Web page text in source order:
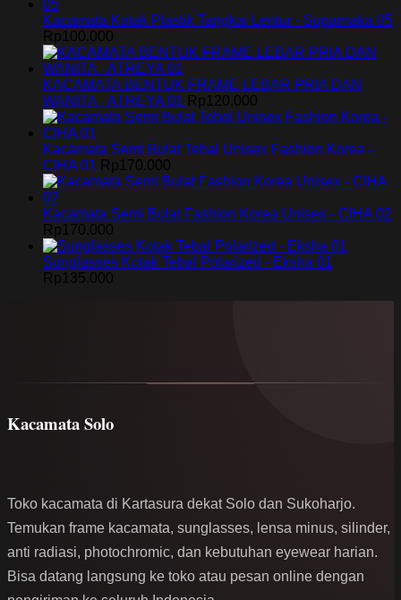
Kacamata Kotak Plastik Tangkai Lentur - Suparnaka 05
Rp 100.000
KACAMATA BENTUK FRAME LEBAR PRIA DAN
WANITA - ATREYA 01 Rp 120.000
Kacamata Semi Bulat Tebal Unisex Fashion Korea -
CIHA 01 Rp 170.000
Kacamata Semi Bulat Fashion Korea Unisex - CIHA 02
Rp 170.000
Sunglasses Kotak Tebal Polarized - Eksha 01
Rp 135.000
Kacamata Solo
Toko kacamata di Kartasura dekat Solo dan Sukoharjo.
Temukan frame kacamata, sunglasses, lensa minus, silinder,
anti radiasi, photochromic, dan kebutuhan eyewear harian.
Bisa datang langsung ke toko atau pesan online dengan